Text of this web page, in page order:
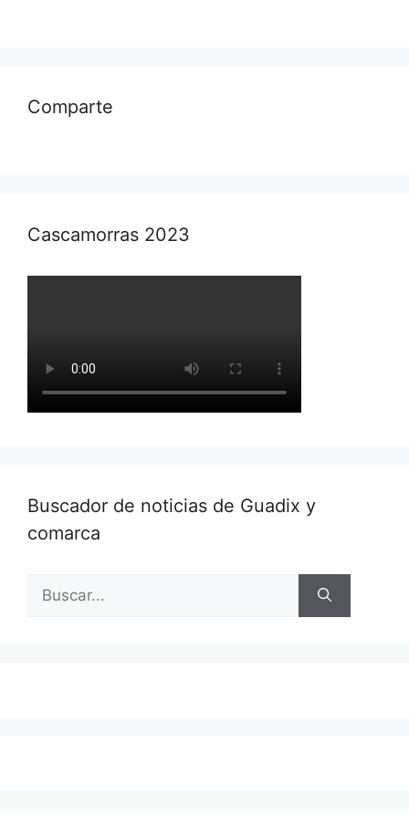
Comparte
Cascamorras 2023
Buscador de noticias de Guadix y
comarca
Buscar: